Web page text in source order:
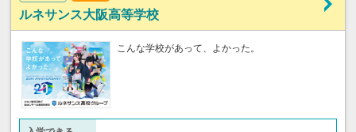
ルネサンス大阪高等学校
こんな学校があって、よかった。